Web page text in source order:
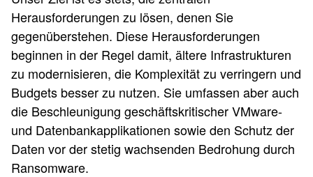
Herausforderungen zu lösen, denen Sie
gegenüberstehen. Diese Herausforderungen
beginnen in der Regel damit, ältere Infrastrukturen
zu modernisieren, die Komplexität zu verringern und
Budgets besser zu nutzen. Sie umfassen aber auch
die Beschleunigung geschäftskritischer VMware-
und Datenbankapplikationen sowie den Schutz der
Daten vor der stetig wachsenden Bedrohung durch
Ransomware.